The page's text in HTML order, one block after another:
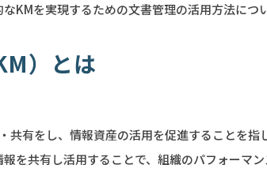
KMを実現するための文書管理の活用方法につ
）とは
共有をし、情報資産の活用を促進することを指
を共有し活用することで、組織のパフォーマ